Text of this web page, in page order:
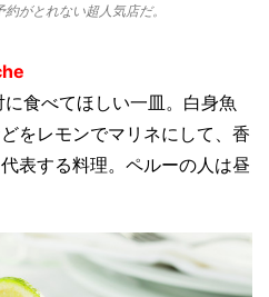
約がとれない超人気店だ。
食べてほしい一皿。 白身魚
をレモンでマリネにして、香
表する料理。ペルーの人は昼